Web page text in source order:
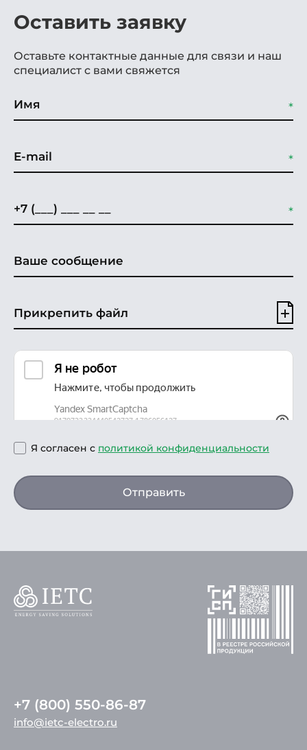
Оставить заявку
Оставьте контактные данные для связи и наш
специалист с вами свяжется
Прикрепить файл
Я согласен с политикой конфиденциальности
Отправить
+7 (800) 550-86-87
info@ietc-electro.ru